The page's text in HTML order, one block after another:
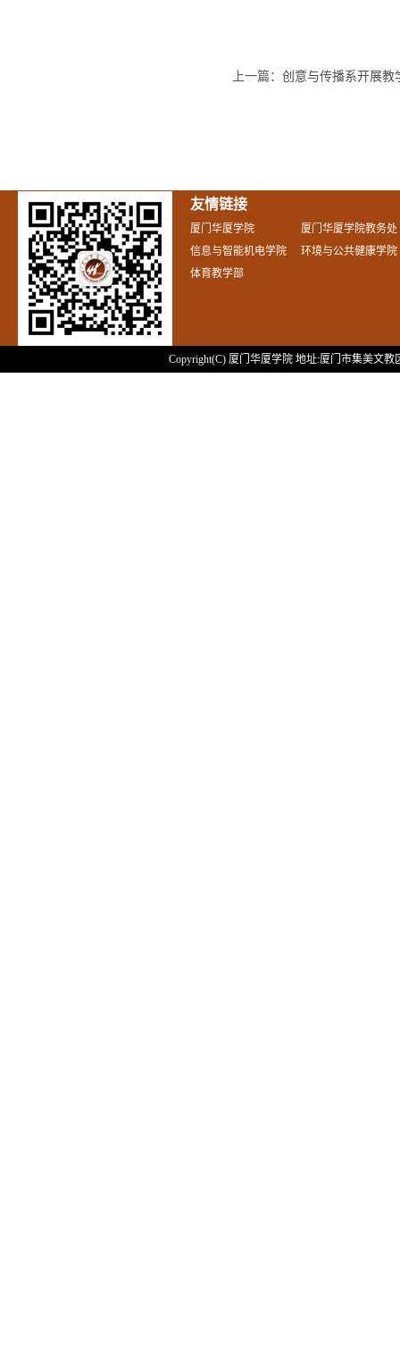
上一篇： 创意与传播系开展教学
友情链接
厦门华厦学院
厦门华厦学院教务处
信息与智能机电学院
环境与公共健康学院
体育教学部
Copyright(C) 厦门华厦学院 地址:厦门市集美文教